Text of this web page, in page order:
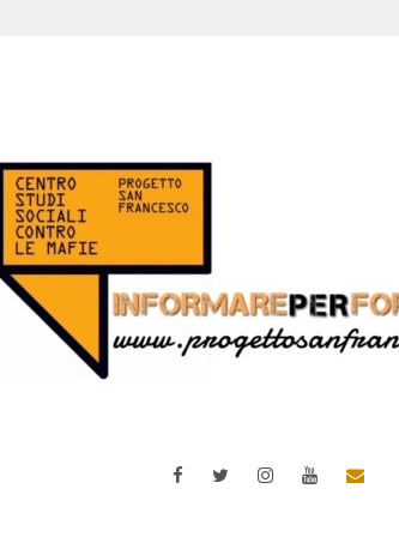
FacebookTwitterInstagramYouTubeEmail